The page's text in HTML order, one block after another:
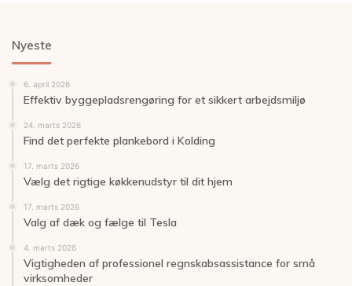
Nyeste
6. april 2026
Effektiv byggepladsrengøring for et sikkert arbejdsmiljø
24. marts 2026
Find det perfekte plankebord i Kolding
17. marts 2026
Vælg det rigtige køkkenudstyr til dit hjem
17. marts 2026
Valg af dæk og fælge til Tesla
4. marts 2026
Vigtigheden af professionel regnskabsassistance for små
virksomheder